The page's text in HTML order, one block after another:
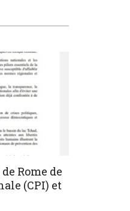
Rome de
(CPI) et